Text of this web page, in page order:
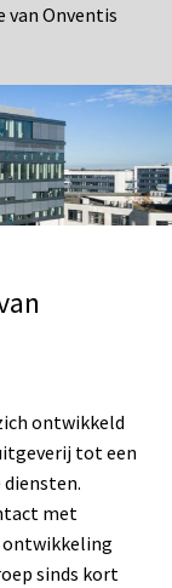
van Onventis
ontwikkeld
tot een
met
ontwikkeling
sinds kort